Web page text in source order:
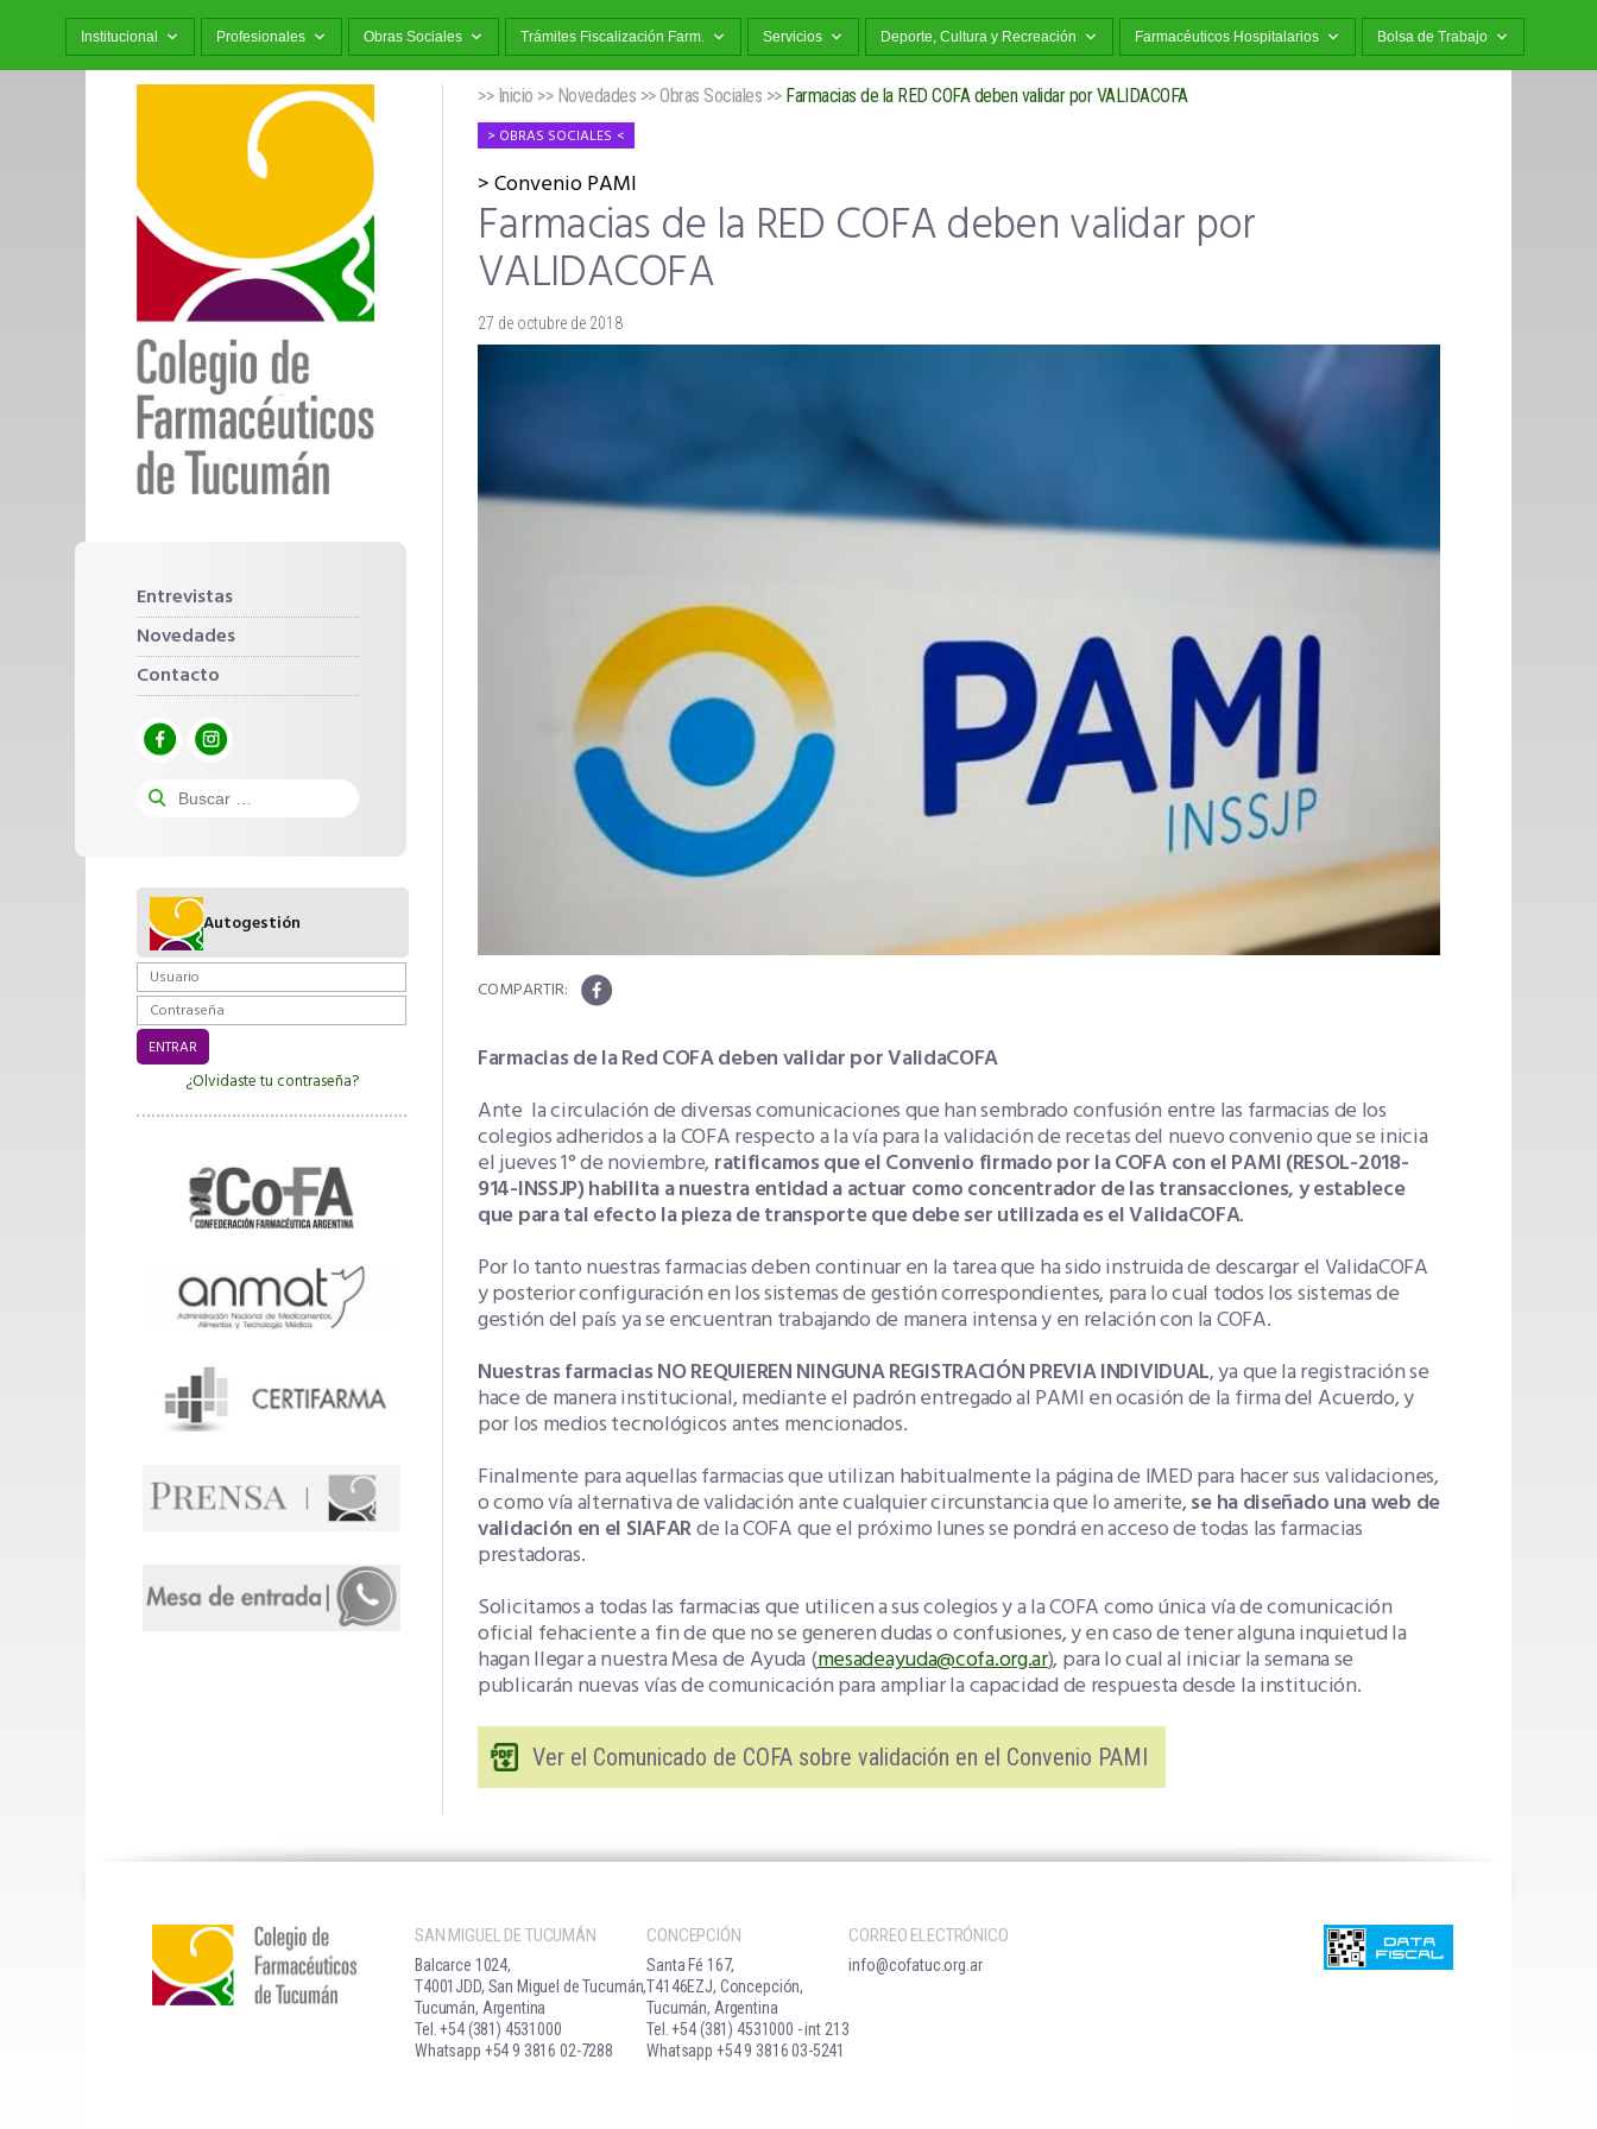
Institucional Profesionales Obras Sociales Trámites Fiscalización Farm. Servicios Deporte, Cultura y Recreación Farmacéuticos Hospitalarios Bolsa de Trabajo
Entrevistas
Novedades
Contacto
Autogestión
¿Olvidaste tu contraseña?
>> Inicio >> Novedades >>Obras Sociales >> Farmacias de la RED COFA deben validar por VALIDACOFA
OBRAS SOCIALES
Convenio PAMI
Farmacias de la RED COFA deben validar por
VALIDACOFA
27 de octubre de 2018
Farmacias de la Red COFA deben validar por ValidaCOFA
Ante la circulación de diversas comunicaciones que han sembrado confusión entre las farmacias de los
colegios adheridos a la COFA respecto a la vía para la validación de recetas del nuevo convenio que se inicia
el jueves 1° de noviembre, ratificamos que el Convenio firmado por la COFA con el PAMI (RESOL-2018-
914-INSSJP) habilita a nuestra entidad a actuar como concentrador de las transacciones, y establece
que para tal efecto la pieza de transporte que debe ser utilizada es el ValidaCOFA.
Por lo tanto nuestras farmacias deben continuar en la tarea que ha sido instruida de descargar el ValidaCOFA
y posterior configuración en los sistemas de gestión correspondientes, para lo cual todos los sistemas de
gestión del país ya se encuentran trabajando de manera intensa y en relación con la COFA.
Nuestras farmacias NO REQUIEREN NINGUNA REGISTRACIÓN PREVIA INDIVIDUAL, ya que la registración se
hace de manera institucional, mediante el padrón entregado al PAMI en ocasión de la firma del Acuerdo, y
por los medios tecnológicos antes mencionados.
Finalmente para aquellas farmacias que utilizan habitualmente la página de IMED para hacer sus validaciones,
o como vía alternativa de validación ante cualquier circunstancia que lo amerite,se ha diseñado una web de
validación en el SIAFARde la COFA que el próximo lunes se pondrá en acceso de todas las farmacias
prestadoras.
Solicitamos a todas las farmacias que utilicen a sus colegios y a la COFA como única vía de comunicación
oficial fehaciente a fin de que no se generen dudas o confusiones, y en caso de tener alguna inquietud la
hagan llegar a nuestra Mesa de Ayuda (mesadeayuda@cofa.org.ar), para lo cual al iniciar la semana se
publicarán nuevas vías de comunicación para ampliar la capacidad de respuesta desde la institución.
Ver el Comunicado de COFA sobre validación en el Convenio PAMI
SAN MIGUEL DE TUCUMÁN
Balcarce 1024,
T4001JDD, San Miguel de Tucumán,
Tucumán, Argentina
Tel. +54 (381) 4531000
Whatsapp +54 9 3816 02-7288
CONCEPCIÓN
Santa Fé 167,
T4146EZJ, Concepción,
Tucumán, Argentina
Tel. +54 (381) 4531000 - int 213
Whatsapp +54 9 3816 03-5241
CORREO ELECTRÓNICO
info@cofatuc.org.ar